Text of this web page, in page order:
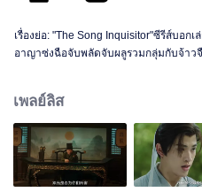
เรื่องย่อ: "The Song Inquisitor"ซีรีส์บอก
อาญาซ่งฉือจับพลัดจับผลูรวมกลุ่มกับจ้าว
เพลย์ลิส